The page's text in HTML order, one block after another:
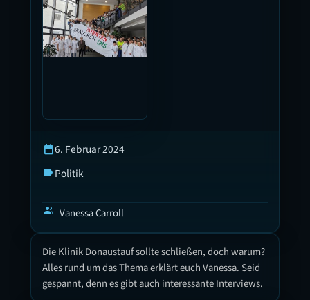
Die Klinik Donaustauf sollte schließen, doch warum?
Alles rund um das Thema erklärt euch Vanessa. Seid
gespannt, denn es gibt auch interessante Interviews.
calendar_today6. Februar 2024
labelPolitik
group Vanessa Carroll